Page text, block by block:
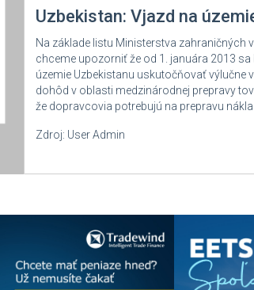
Uzbekistan: Vjazd na
Na základe listu Ministerstva zahraničných
chceme upozorniť že od 1. januára 2013
územie Uzbekistanu uskutočňovať
dohôd v oblasti medzinárodnej prepravy
že dopravcovia potrebujú na prepravu
Zdroj: User Admin